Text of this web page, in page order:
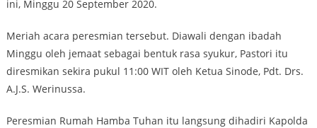
ini, Minggu 20 September 2020.
Meriah acara peresmian tersebut. Diawali dengan ibadah
Minggu oleh jemaat sebagai bentuk rasa syukur, Pastori itu
diresmikan sekira pukul 11:00 WIT oleh Ketua Sinode, Pdt. Drs.
A.J.S. Werinussa.
Peresmian Rumah Hamba Tuhan itu langsung dihadiri Kapolda